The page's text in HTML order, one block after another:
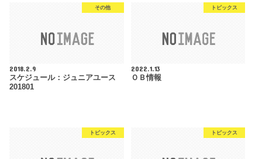
その他
2018.2.9
スケジュール：ジュニアユース
201801
トピックス
2022.1.13
ＯＢ情報
トピックス トピックス